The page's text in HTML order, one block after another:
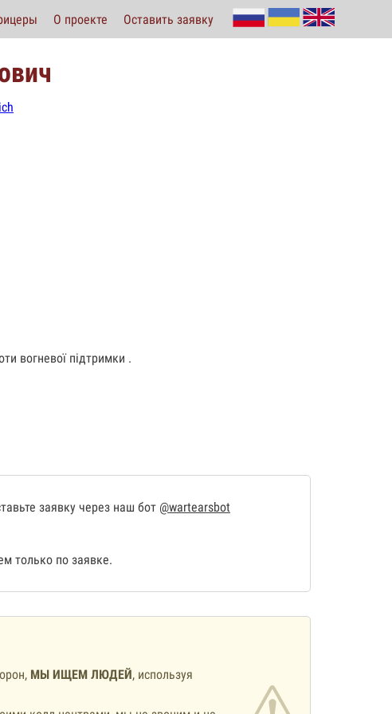
О проекте Оставить заявку
вогневої підтримки .
заявку через наш бот @wartearsbot
только по заявке.
МЫ ИЩЕМ ЛЮДЕЙ, используя